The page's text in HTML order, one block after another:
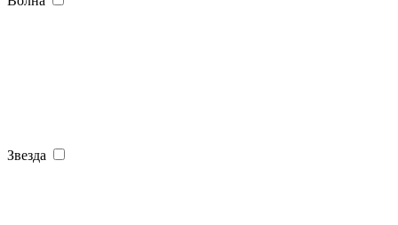
Звезда